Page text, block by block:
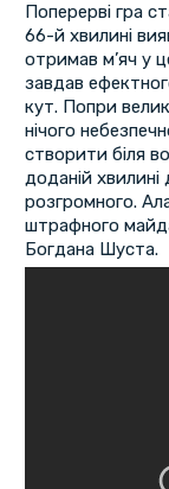
Поперерві гра
66-й хвилині
отримав м’яч у
завдав
кут. Попри
нічого
створити біля
доданій
розгромного.
штрафного
Богдана Шуста.